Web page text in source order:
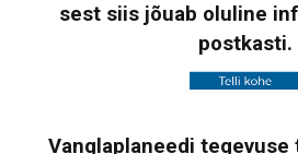
sest siis jõuab oluline
postkasti.
Vanglaplaneedi tegevuse